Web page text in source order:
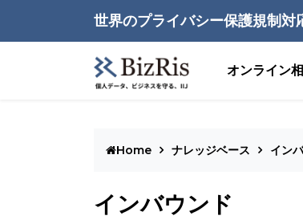
世界のプライバシー保護規制対
オンライン
Home ナレッジベース イン
インバウンド